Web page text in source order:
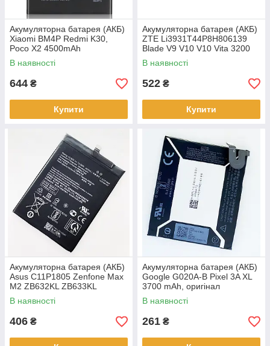
Акумуляторна батарея (АКБ)
Xiaomi BM4P Redmi K30,
Poco X2 4500mAh
M1912G7BE M1912G7BC
MZB9011IN MZB9012IN
В наявності
644 ₴
Купити
Акумуляторна батарея (АКБ)
ZTE Li3931T44P8H806139
Blade V9 V10 V10 Vita 3200
mAh,
В наявності
522 ₴
Купити
Акумуляторна батарея (АКБ)
Asus C11P1805 Zenfone Max
M2 ZB632KL ZB633KL
4000mAh, оригінал
В наявності
406 ₴
Акумуляторна батарея (АКБ)
Google G020A-B Pixel 3A XL
3700 mAh, оригінал
В наявності
261 ₴